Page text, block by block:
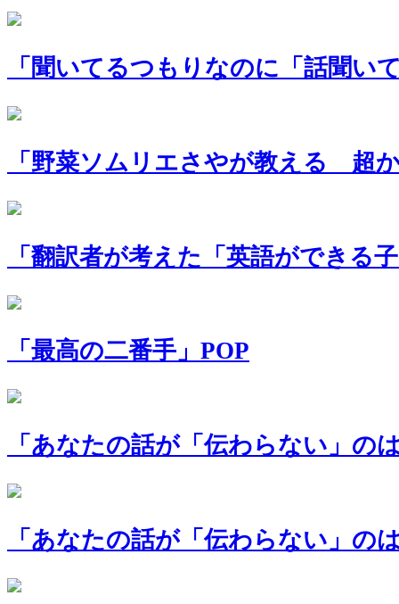
「聞いてるつもりなのに「話聞い
「野菜ソムリエさやが教える 超
「翻訳者が考えた「英語ができる
「最高の二番手」POP
「あなたの話が「伝わらない」の
「あなたの話が「伝わらない」の